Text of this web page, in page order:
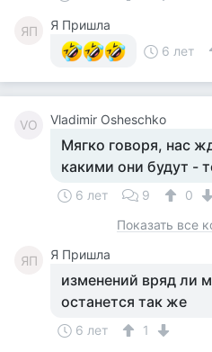
ЯП
Я Пришла
6 лет
VO Vladimir Osheschko
Мягко говоря, нас
какими они будут -
6 лет 9
0
Показать все
ЯП Я Пришла
изменений вряд ли
останется так же
6 лет 1